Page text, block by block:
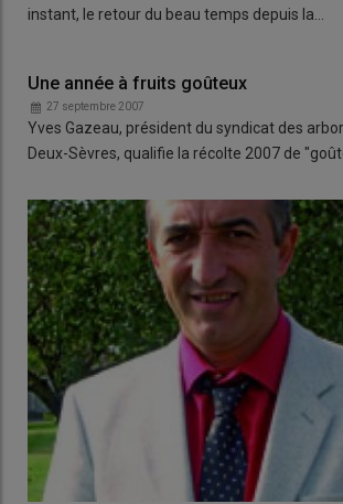
instant, le retour du beau temps depuis la…
Une année à fruits goûteux
27 septembre 2007
Yves Gazeau, président du syndicat des
Deux-Sèvres, qualifie la récolte 2007 de